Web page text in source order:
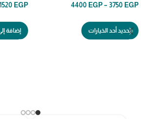
3750 EGP
–
4400 EGP
تحديد أحد الخيارات
EGP
إضافة